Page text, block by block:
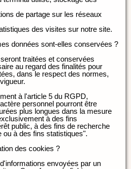
les réseaux
réaliser des analyses statistiques des visites sur notre site.
données sont-elles conservées ?
traitées et conservées
au regard des finalités pour
dans le respect des normes,
à l'article 5 du RGPD,
personnel pourront être
plus longues dans la mesure
à des fins
public, à des fins de recherche
ou à des fins statistiques".
D. Qu'en est-il de l'utilisation des cookies ?